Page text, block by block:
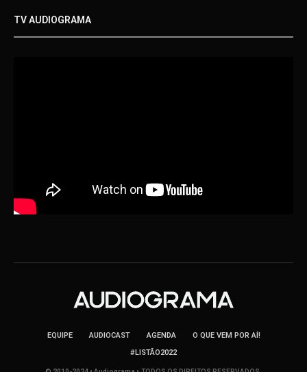
TV AUDIOGRAMA
EQUIPE AUDIOCAST AGENDA
O QUE VEM POR AÍ!
#LISTÃO2022